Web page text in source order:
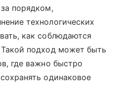
порядком,
технологических
как соблюдаются
подход может быть
где важно быстро
одинаковое